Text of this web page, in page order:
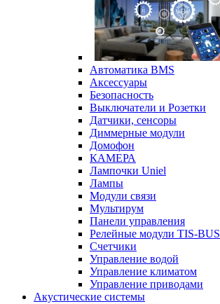
Автоматика BMS
Аксессуары
Безопасность
Выключатели и Розетки
Датчики, сенсоры
Диммерные модули
Домофон
КАМЕРА
Лампочки Uniel
Лампы
Модули связи
Мультирум
Панели управления
Релейные модули TIS-BUS
Счетчики
Управление водой
Управление климатом
Управление приводами
Акустические системы